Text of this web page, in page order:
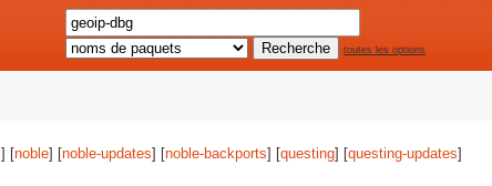
toutes les options
] [noble] [noble-updates] [noble-backports] [questing] [questing-updates]